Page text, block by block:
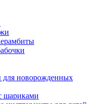
для новорожденных
шариками